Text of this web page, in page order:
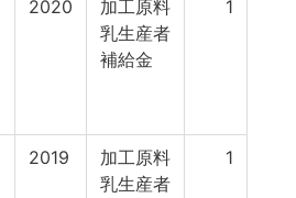
2020
加工原料
乳生産者
補給金
1
2019
加工原料
乳生産者
1